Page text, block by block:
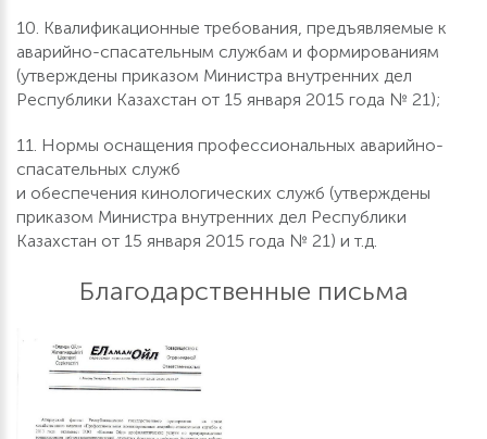
10. Квалификационные требования, предъявляемые к
аварийно-спасательным службам и формированиям
(утверждены приказом Министра внутренних дел
Республики Казахстан от 15 января 2015 года № 21);
11. Нормы оснащения профессиональных аварийно-
спасательных служб
и обеспечения кинологических служб (утверждены
приказом Министра внутренних дел Республики
Казахстан от 15 января 2015 года № 21) и т.д.
Благодарственные письма